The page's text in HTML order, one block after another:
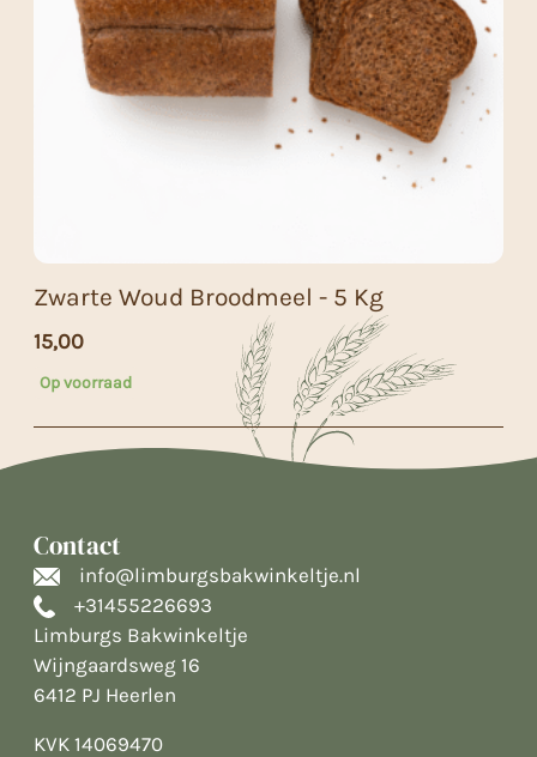
Zwarte Woud Broodmeel - 5 Kg
15,00
Op voorraad
Contact
info@limburgsbakwinkeltje.nl
+31455226693
Limburgs Bakwinkeltje
Wijngaardsweg 16
6412 PJ Heerlen
KVK 14069470